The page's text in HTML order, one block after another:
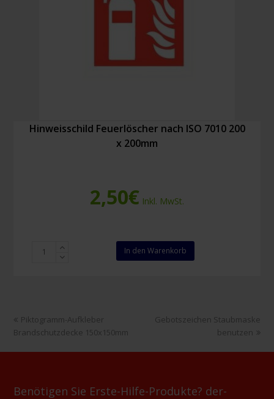
Hinweisschild Feuerlöscher nach ISO 7010 200
x 200mm
2,50€ Inkl. MwSt.
Hinweisschild
Feuerlöscher
x
200mm
Menge
In den Warenkorb
vorheriger
Beitrag:
Piktogramm-Aufkleber
Brandschutzdecke 150x150mm
Nächster
Gebotszeichen Staubmaske
benutzen
Benötigen Sie Erste-Hilfe-Produkte? der-